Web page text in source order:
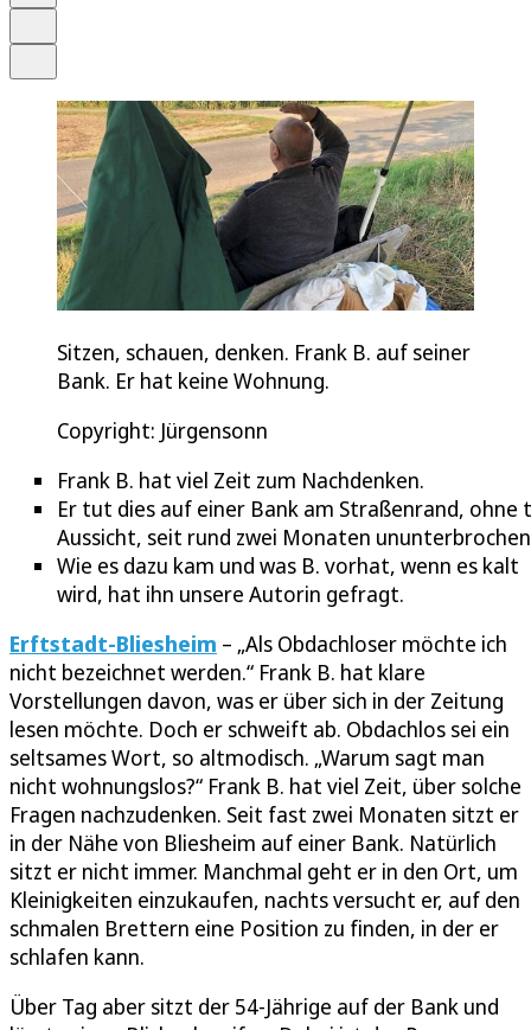
Sitzen, schauen, denken. Frank B. auf seiner
Bank. Er hat keine Wohnung.
Copyright: Jürgensonn
Frank B. hat viel Zeit zum Nachdenken.
Er tut dies auf einer Bank am Straßenrand, ohne
Aussicht, seit rund zwei Monaten
Wie es dazu kam und was B. vorhat, wenn es kalt
wird, hat ihn unsere Autorin gefragt.
Erftstadt-Bliesheim – „Als Obdachloser möchte ich
nicht bezeichnet werden.“ Frank B. hat klare
Vorstellungen davon, was er über sich in der Zeitung
lesen möchte. Doch er schweift ab. Obdachlos sei ein
seltsames Wort, so altmodisch. „Warum sagt man
nicht wohnungslos?“ Frank B. hat viel Zeit, über solche
Fragen nachzudenken. Seit fast zwei Monaten sitzt er
in der Nähe von Bliesheim auf einer Bank. Natürlich
sitzt er nicht immer. Manchmal geht er in den Ort, um
Kleinigkeiten einzukaufen, nachts versucht er, auf den
schmalen Brettern eine Position zu finden, in der er
schlafen kann.
Über Tag aber sitzt der 54-Jährige auf der Bank und